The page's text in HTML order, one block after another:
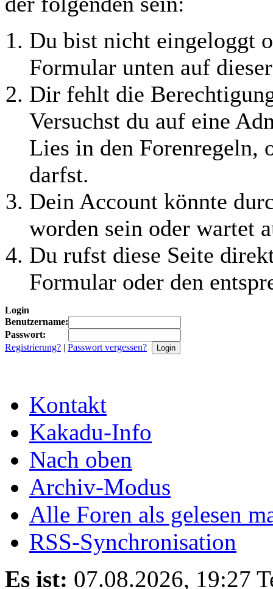
Du bist nicht eingeloggt
Formular unten auf
Dir fehlt die
Versuchst du auf eine
Lies in den Forenregeln,
darfst.
Dein Account könnte
worden sein oder wartet
Du rufst diese Seite
Formular oder den
Login
Benutzername:
Passwort:
Registrierung? | Passwort vergessen?
Kontakt
Kakadu-Info
Nach oben
Archiv-Modus
Alle Foren als gelesen
RSS-Synchronisation
Es ist: 07.08.2026, 19:27